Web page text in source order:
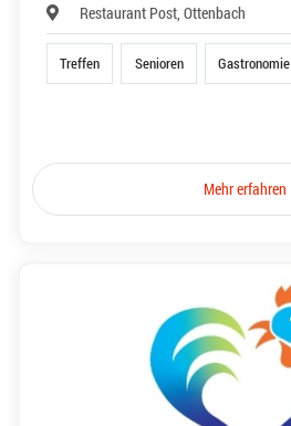
Restaurant Post, Ottenbach
Treffen Senioren Gastronomie
Mehr erfahren